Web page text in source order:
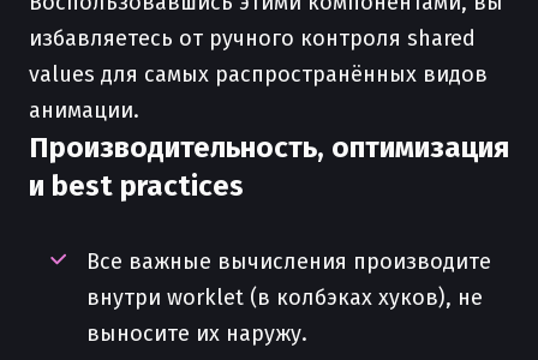
избавляетесь от ручного контроля shared
values для самых распространённых видов
анимации.
Производительность, оптимизация
и best practices
Все важные вычисления производите
внутри worklet (в колбэках хуков), не
выносите их наружу.